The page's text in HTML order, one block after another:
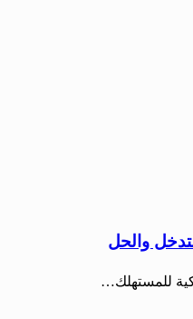
والحل
للمستهلك…